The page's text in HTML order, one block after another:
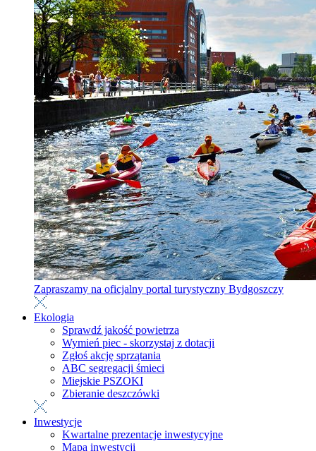
Zapraszamy na oficjalny portal turystyczny Bydgoszczy
Ekologia
Sprawdź jakość powietrza
Wymień piec - skorzystaj z dotacji
Zgłoś akcję sprzątania
ABC segregacji śmieci
Miejskie PSZOKI
Zbieranie deszczówki
Inwestycje
Kwartalne prezentacje inwestycyjne
Mapa inwestycji